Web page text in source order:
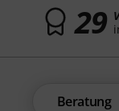
29
Beratung